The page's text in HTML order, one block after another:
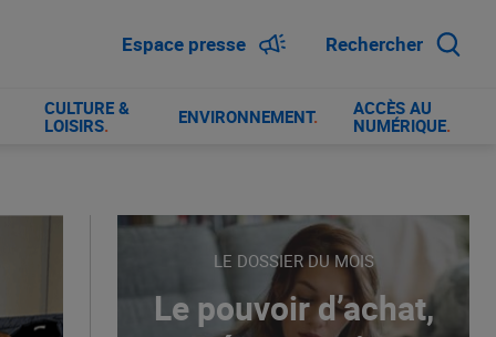
Espace presse Rechercher
CULTURE &
LOISIRS. ENVIRONNEMENT.
ACCÈS AU
NUMÉRIQUE.
LE DOSSIER DU MOIS
Le pouvoir d’achat,